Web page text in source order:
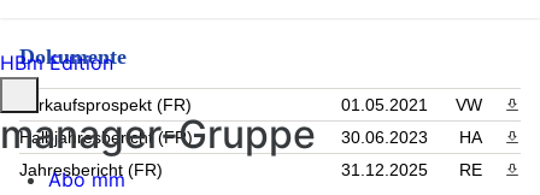
Dokumente
Verkaufsprospekt (FR) 01.05.2021 VW
Halbjahresbericht (FR)
30.06.2023 HA
Jahresbericht (FR)
31.12.2025 RE
HBm Edition
manager-Gruppe
Abo mm